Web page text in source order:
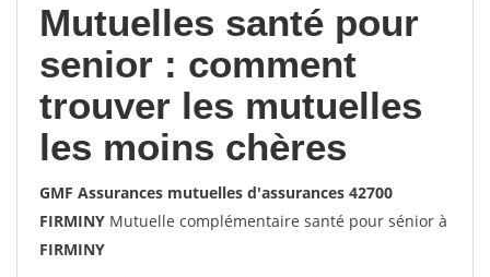
Mutuelles santé pour
senior : comment
trouver les mutuelles
les moins chères
GMF Assurances mutuelles d'assurances 42700
FIRMINY Mutuelle complémentaire santé pour sénior à
FIRMINY